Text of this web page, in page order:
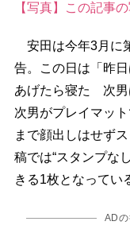
【写真】この記事
安田は今年3月に
告。この日は「昨
あげたら寝た 次男
次男がプレイマッ
まで顔出しはせず
稿では“スタンプな
きる1枚となってい
AD